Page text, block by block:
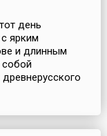
день
ярким
и длинным
собой